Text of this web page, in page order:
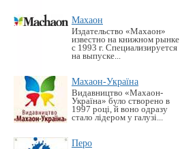
Махаон
Издательство «Махаон»
известно на книжном рынке
с 1993 г. Специализируется
на выпуске...
Махаон-Україна
Видавництво «Махаон-
Україна» було створено в
1997 році, й воно одразу
стало лідером у галузі...
Перо